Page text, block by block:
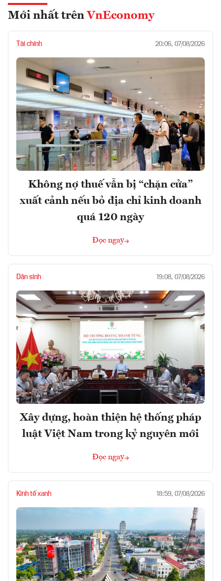
Mới nhất trên VnEconomy
Tài chính 20:06, 07/08/2026
Không nợ thuế vẫn bị “chặn cửa”
xuất cảnh nếu bỏ địa chỉ kinh doanh
quá 120 ngày
Đọc ngay
Dân sinh 19:08, 07/08/2026
Xây dựng, hoàn thiện hệ thống pháp
luật Việt Nam trong kỷ nguyên mới
Đọc ngay
Kinh tế xanh 18:59, 07/08/2026